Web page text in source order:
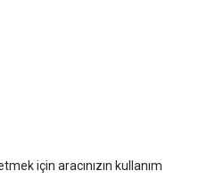
için aracınızın kullanım